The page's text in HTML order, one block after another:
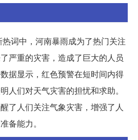
词中，河南暴雨成为了热门关注
严重的灾害，造成了巨大的人员
据显示，红色预警在短时间内得
人们对天气灾害的担忧和求助。
了人们关注气象灾害，增强了人
备能力。